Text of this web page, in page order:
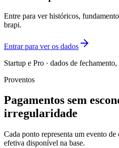
Entre para ver históricos,
brapi.
Entrar para ver os dados
Startup e Pro · dados de
Proventos
Pagamentos sem
irregularidade
Cada ponto representa um evento
efetiva disponível na base.